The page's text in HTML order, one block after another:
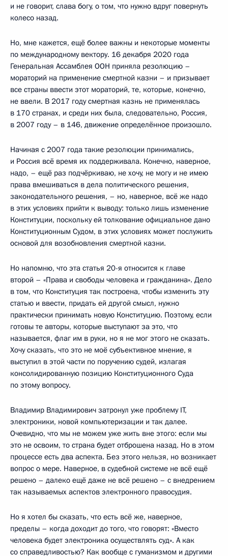
и не говорит, слава богу, о том, что нужно вдруг повернуть
колесо назад.
Но, мне кажется, ещё более важны и некоторые моменты
по международному вектору. 16 декабря 2020 года
Генеральная Ассамблея ООН приняла резолюцию –
мораторий на применение смертной казни – и призывает
все страны ввести этот мораторий, те, которые, конечно,
не ввели. В 2017 году смертная казнь не применялась
в 170 странах, и среди них была, следовательно, Россия,
в 2007 году – в 146, движение определённое произошло.
Начиная с 2007 года такие резолюции принимались,
и Россия всё время их поддерживала. Конечно, наверное,
надо, – ещё раз подчёркиваю, не хочу, не могу и не имею
права вмешиваться в дела политического решения,
законодательного решения, – но, наверное, всё же надо
в этих условиях прийти к выводу: только лишь изменение
Конституции, поскольку ей толкование официальное дано
Конституционным Судом, в этих условиях может послужить
основой для возобновления смертной казни.
Но напомню, что эта статья 20-я относится к главе
второй – «Права и свободы человека и гражданина». Дело
в том, что Конституция так построена, чтобы изменить эту
статью и ввести, придать ей другой смысл, нужно
практически принимать новую Конституцию. Поэтому, если
готовы те авторы, которые выступают за это, что
называется, флаг им в руки, но я не мог этого не сказать.
Хочу сказать, что это не моё субъективное мнение, я
выступил в этой части по поручению судей, излагая
консолидированную позицию Конституционного Суда
по этому вопросу.
Владимир Владимирович затронул уже проблему IT,
электроники, новой компьютеризации и так далее.
Очевидно, что мы не можем уже жить вне этого: если мы
это не освоим, то страна будет отброшена назад. Но в этом
процессе есть два аспекта. Без этого нельзя, но возникает
вопрос о мере. Наверное, в судебной системе не всё ещё
решено – далеко ещё даже не всё решено – с внедрением
так называемых аспектов электронного правосудия.
Но я хотел бы сказать, что есть всё же, наверное,
пределы – когда доходит до того, что говорят: «Вместо
человека будет электроника осуществлять суд». А как
со справедливостью? Как вообще с гуманизмом и другими